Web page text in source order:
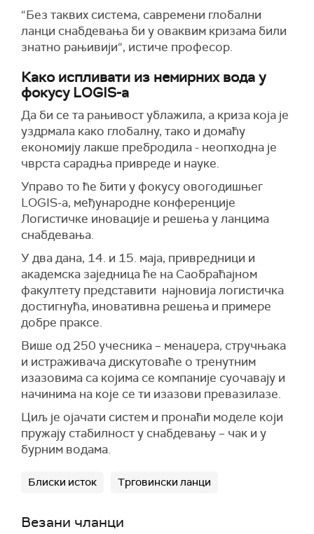
“Без таквих система, савремени глобални
ланци снабдевања би у оваквим кризама били
знатно рањивији“, истиче професор.
Како испливати из немирних вода у
фокусу LOGIS-а
Да би се та рањивост ублажила, а криза која је
уздрмала како глобалну, тако и домаћу
економију лакше пребродила - неопходна је
чврста сарадња привреде и науке.
Управо то ће бити у фокусу овогодишњег
LOGIS-a, међународне конференције
Логистичке иновације и решења у ланцима
снабдевања.
У два дана, 14. и 15. маја, привредници и
академска заједница ће на Саобраћајном
факултету представити најновија логистичка
достигнућа, иновативна решења и примере
добре праксе.
Више од 250 учесника – менаџера, стручњака
и истраживача дискутоваће о тренутним
изазовима са којима се компаније суочавају и
начинима на које се ти изазови превазилазе.
Циљ је ојачати систем и пронаћи моделе који
пружају стабилност у снабдевању – чак и у
бурним водама.
Блиски исток Трговински ланци
Везани чланци